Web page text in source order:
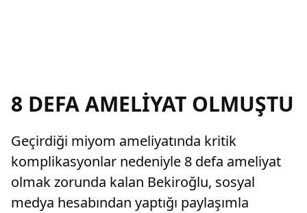
8 DEFA AMELİYAT OLMUŞTU
Geçirdiği miyom ameliyatında kritik
komplikasyonlar nedeniyle 8 defa ameliyat
olmak zorunda kalan Bekiroğlu, sosyal
medya hesabından yaptığı paylaşımla